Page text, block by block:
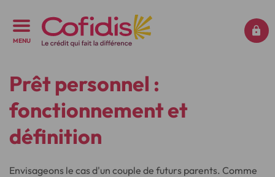
MENU
Prêt personnel :
fonctionnement et
définition
Envisageons le cas d'un couple de futurs parents. Comme